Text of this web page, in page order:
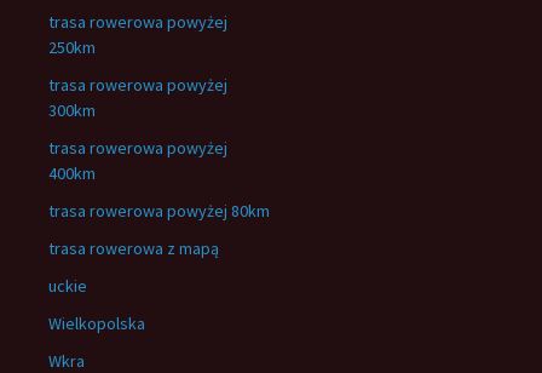
trasa rowerowa powyżej
250km
trasa rowerowa powyżej
300km
trasa rowerowa powyżej
400km
trasa rowerowa powyżej 80km
trasa rowerowa z mapą
uckie
Wielkopolska
Wkra